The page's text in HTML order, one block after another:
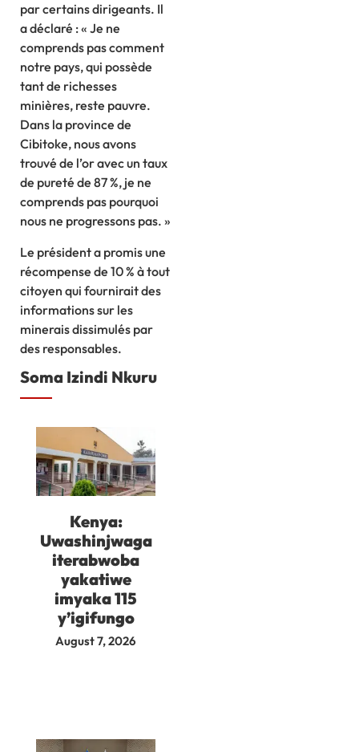
par certains dirigeants. Il
a déclaré : « Je ne
comprends pas comment
notre pays, qui possède
tant de richesses
minières, reste pauvre.
Dans la province de
Cibitoke, nous avons
trouvé de l’or avec un taux
de pureté de 87 %, je ne
comprends pas pourquoi
nous ne progressons pas. »
Le président a promis une
récompense de 10 % à tout
citoyen qui fournirait des
informations sur les
minerais dissimulés par
des responsables.
Soma Izindi Nkuru
Kenya:
Uwashinjwaga
iterabwoba
yakatiwe
imyaka 115
y’igifungo
August 7, 2026